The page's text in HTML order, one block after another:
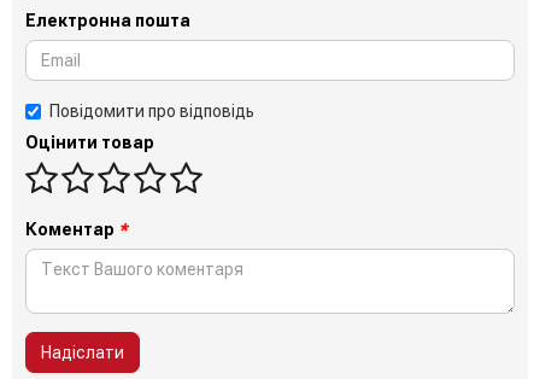
Електронна пошта
Повідомити про відповідь
Оцінити товар
Коментар *
Надіслати